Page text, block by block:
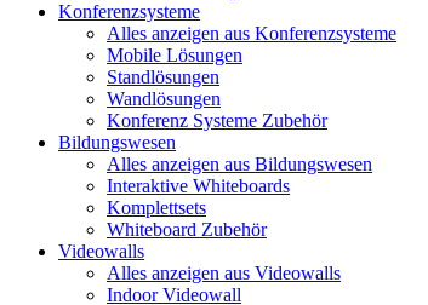
Konferenzsysteme
Alles anzeigen aus Konferenzsysteme
Mobile Lösungen
Standlösungen
Wandlösungen
Konferenz Systeme Zubehör
Bildungswesen
Alles anzeigen aus Bildungswesen
Interaktive Whiteboards
Komplettsets
Whiteboard Zubehör
Videowalls
Alles anzeigen aus Videowalls
Indoor Videowall